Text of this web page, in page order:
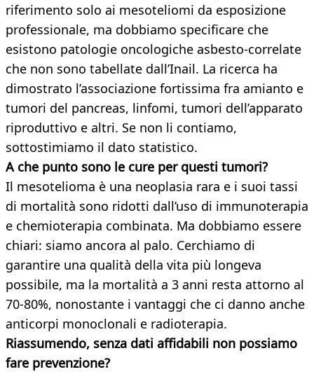
riferimento solo ai mesoteliomi da esposizione
professionale, ma dobbiamo specificare che
esistono patologie oncologiche asbesto-correlate
che non sono tabellate dall’Inail. La ricerca ha
dimostrato l’associazione fortissima fra amianto e
tumori del pancreas, linfomi, tumori dell’apparato
riproduttivo e altri. Se non li contiamo,
sottostimiamo il dato statistico.
A che punto sono le cure per questi tumori?
Il mesotelioma è una neoplasia rara e i suoi tassi
di mortalità sono ridotti dall’uso di immunoterapia
e chemioterapia combinata. Ma dobbiamo essere
chiari: siamo ancora al palo. Cerchiamo di
garantire una qualità della vita più longeva
possibile, ma la mortalità a 3 anni resta attorno al
70-80%, nonostante i vantaggi che ci danno anche
anticorpi monoclonali e radioterapia.
Riassumendo, senza dati affidabili non possiamo
fare prevenzione?